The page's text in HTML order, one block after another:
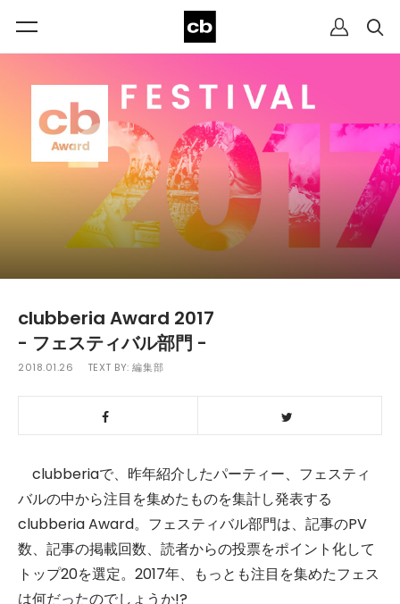
clubberia Award 2017
- フェスティバル部門 -
2018.01.26 TEXT BY:編集部
clubberiaで、昨年紹介したパーティー、フェスティ
バルの中から注目を集めたものを集計し発表する
clubberia Award。フェスティバル部門は、記事のPV
数、記事の掲載回数、読者からの投票をポイント化して
トップ20を選定。2017年、もっとも注目を集めたフェス
は何だったのでしょうか!?